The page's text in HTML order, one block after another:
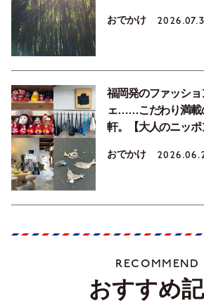
おでかけ
福岡発のファッシ
ェ……こだわり満載
軒。【大人のニッポ
おでかけ
RECOMMEND
おすすめ